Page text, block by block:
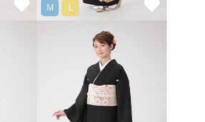
M L